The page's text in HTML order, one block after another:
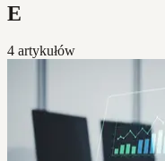
E
4 artykułów